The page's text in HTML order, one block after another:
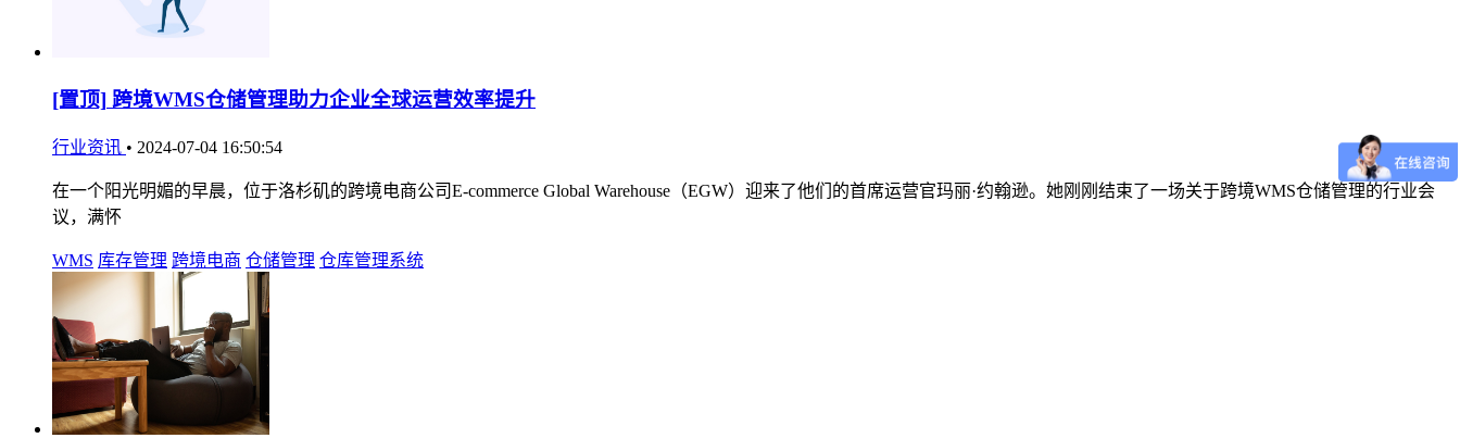
[置顶] 跨境WMS仓储管理助力企业全球运营效率提升
行业资讯 • 2024-07-04 16:50:54
在一个阳光明媚的早晨，位于洛杉矶的跨境电商公司E-commerce Global Warehouse（EGW）迎来了他们的首席运营官玛丽·约翰逊。她刚刚结束了一场关于跨境WMS仓储管理的行业会
议，满怀
WMS 库存管理 跨境电商 仓储管理 仓库管理系统